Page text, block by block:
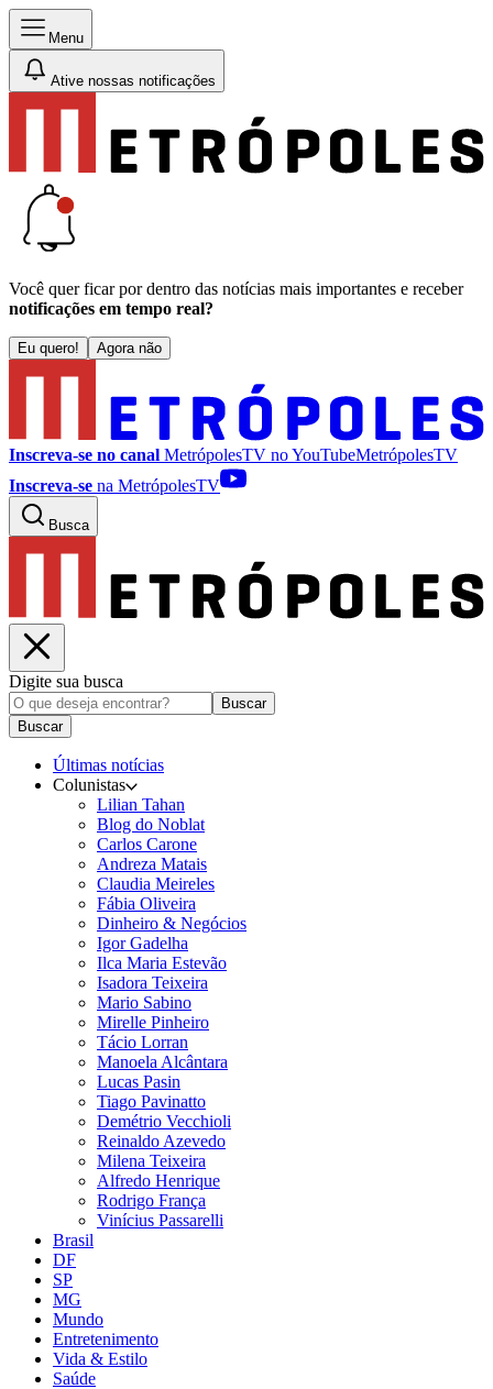
Menu
Ative nossas notificações
Você quer ficar por dentro das notícias mais importantes e receber
notificações em tempo real?
Eu quero! Agora não
Inscreva-se no canal MetrópolesTV noYouTubeMetrópolesTV
Inscreva-se na MetrópolesTV
Busca
Digite sua busca
Buscar
Buscar
Últimas notícias
Colunistas
Lilian Tahan
Blog do Noblat
Carlos Carone
Andreza Matais
Claudia Meireles
Fábia Oliveira
Dinheiro & Negócios
Igor Gadelha
Ilca Maria Estevão
Isadora Teixeira
Mario Sabino
Mirelle Pinheiro
Tácio Lorran
Manoela Alcântara
Lucas Pasin
Tiago Pavinatto
Demétrio Vecchioli
Reinaldo Azevedo
Milena Teixeira
Alfredo Henrique
Rodrigo França
Vinícius Passarelli
Brasil
DF
SP
MG
Mundo
Entretenimento
Vida & Estilo
Saúde